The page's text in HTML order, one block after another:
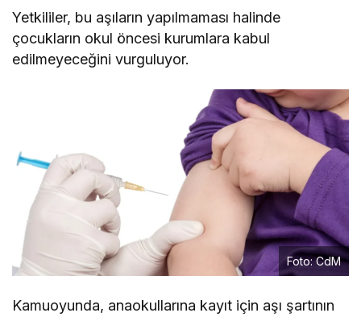
Yetkililer, bu aşıların yapılmaması halinde
çocukların okul öncesi kurumlara kabul
edilmeyeceğini vurguluyor.
Foto: CdM
Kamuoyunda, anaokullarına kayıt için aşı şartının